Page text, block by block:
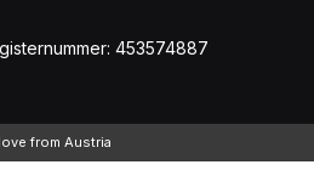
453574887
from Austria